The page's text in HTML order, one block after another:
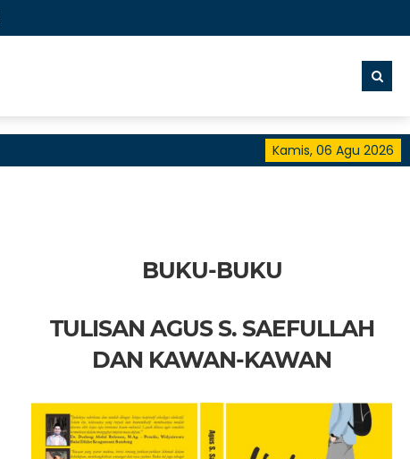
Kamis, 06 Agu 2026
BUKU-BUKU
TULISAN AGUS S. SAEFULLAH
DAN KAWAN-KAWAN